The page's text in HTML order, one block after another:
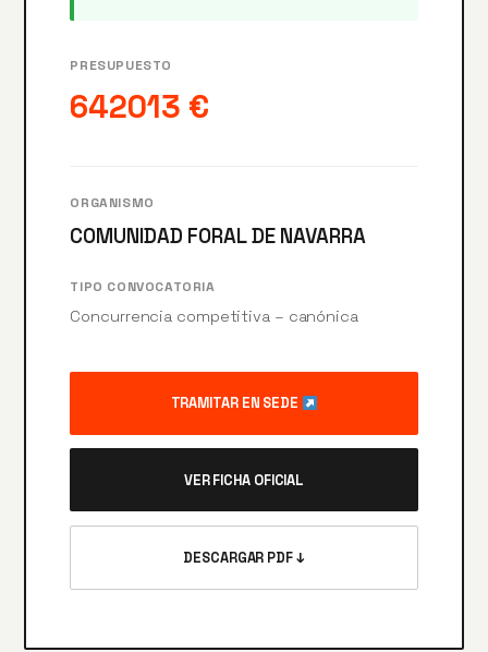
PRESUPUESTO
642013 €
ORGANISMO
COMUNIDAD FORAL DE NAVARRA
TIPO CONVOCATORIA
Concurrencia competitiva – canónica
TRAMITAR EN SEDE
VER FICHA OFICIAL
DESCARGAR PDF ↓